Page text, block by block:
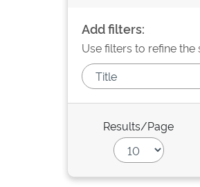
Add filters:
Use filters to refine the
Results/Page